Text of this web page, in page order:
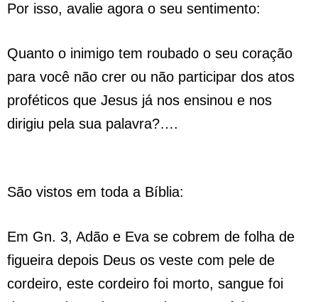
Por isso, avalie agora o seu sentimento:
Quanto o inimigo tem roubado o seu coração
para você não crer ou não participar dos atos
proféticos que Jesus já nos ensinou e nos
dirigiu pela sua palavra?….
São vistos em toda a Bíblia:
Em Gn. 3, Adão e Eva se cobrem de folha de
figueira depois Deus os veste com pele de
cordeiro, este cordeiro foi morto, sangue foi